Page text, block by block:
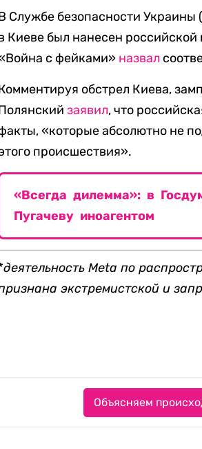
Службе безопасности Украины
Киеве был нанесен
с фейками» назвал
обстрел Киева,
заявил, что
«которые абсолютно не
происшествия».
«Всегда дилемма»: в
Пугачеву иноагентом
деятельность Meta по
экстремистской и
Объясняем